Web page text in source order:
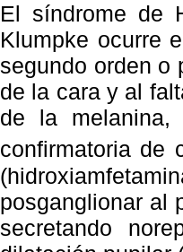
El síndrome de
Klumpke ocurre
segundo orden o
de la cara y al
de la
confirmatoria
posganglionar al
secretando